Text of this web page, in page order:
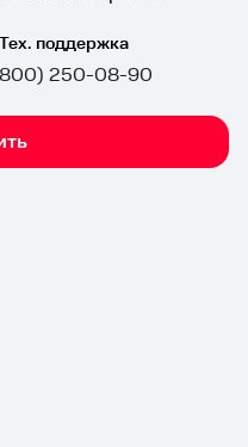
Тех. поддержка
250-08-90